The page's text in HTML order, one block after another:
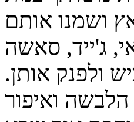
ושמנו אותם
ג'ייד, סאשה
ולפנק אותן.
ואיפור